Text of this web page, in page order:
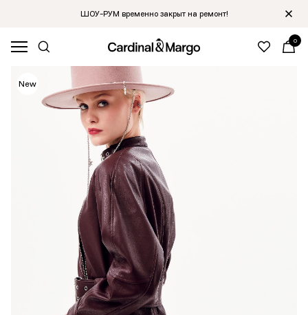
ШОУ-РУМ временно закрыт на ремонт!
0
New